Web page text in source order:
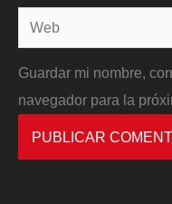
Web
Guardar mi nombre,
navegador para la